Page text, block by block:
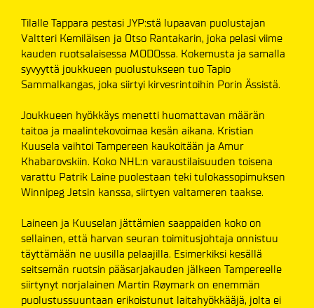
Tilalle Tappara pestasi JYP:stä lupaavan puolustajan
Valtteri Kemiläisen ja Otso Rantakarin, joka pelasi viime
kauden ruotsalaisessa MODOssa. Kokemusta ja samalla
syvyyttä joukkueen puolustukseen tuo Tapio
Sammalkangas, joka siirtyi kirvesrintoihin Porin Ässistä.
Joukkueen hyökkäys menetti huomattavan määrän
taitoa ja maalintekovoimaa kesän aikana. Kristian
Kuusela vaihtoi Tampereen kaukoitään ja Amur
Khabarovskiin. Koko NHL:n varaustilaisuuden toisena
varattu Patrik Laine puolestaan teki tulokassopimuksen
Winnipeg Jetsin kanssa, siirtyen valtameren taakse.
Laineen ja Kuuselan jättämien saappaiden koko on
sellainen, että harvan seuran toimitusjohtaja onnistuu
täyttämään ne uusilla pelaajilla. Esimerkiksi kesällä
seitsemän ruotsin pääsarjakauden jälkeen Tampereelle
siirtynyt norjalainen Martin Røymark on enemmän
puolustussuuntaan erikoistunut laitahyökkääjä, jolta ei